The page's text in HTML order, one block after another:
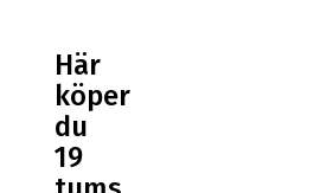
Här
köper
du
19